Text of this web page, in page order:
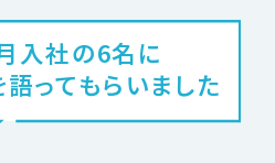
入社の6名に
ってもらいました